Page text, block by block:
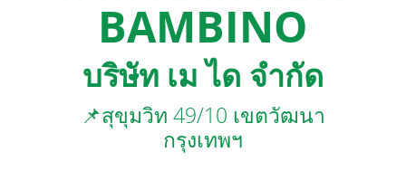
BAMBINO
บริษัท เม ได จำกัด
📌สุขุมวิท 49/10 เขตวัฒนา
กรุงเทพฯ